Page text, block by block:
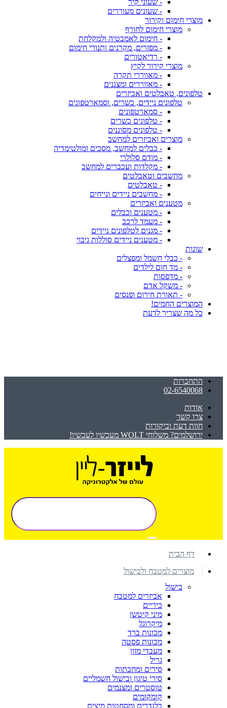
- שעוני קיר
- שעונים מעוררים
מוצרי חימום וקירור
מוצרי חימום לחורף
- חימום לאמבטיה ולמקלחת
- מפזרים, מקרנים ותנורי חימום
- רדיאטורים
מוצרי קירור לקיץ
- מאווררי תקרה
- מאווררים ומצננים
טלפונים, טאבלטים ואביזרים
טלפונים ניידים, כשרים, וסמארטפונים
- סמארטפונים
- טלפונים כשרים
- טלפונים מסוננים
מוצרים ואביזרים למחשב
- כבלים למחשב, מסכים ומולטימדיה
- מודם סלולרי
- מקלדות ועכברים למחשב
מחשבים וטאבלטים
- טאבלטים
- מחשבים ניידים ונייחים
מטענים ואביזרים
- מטענים וכבלים
- מעמד לרכב
- מגנים לטלפונים ניידים
- מטענים ניידים סוללות גיבוי
שונות
- כבלי חשמל ומפצלים
- מד חום לילדים
- מדפסות
- משקל אדם
- תאורת חירום ופנסים
המוצרים החמים!
כל מה שצריך לדעת
התחברות
02-6540068
אודות
צרו קשר
חוות דעת וביקורות
ירושלמים? משלוחי WOLT מעכשיו לעכשיו!
דף הבית
מוצרים למטבח ולבישול
בישול
אביזרים למטבח
כיריים
מיני קיטשן
מיקרוגל
מכונות ברד
מכונות פסטה
מעבדי מזון
גריל
סירים ומחבתות
סירי טיגון ובישול חשמליים
טוסטרים ומצנמים
קומקומים
בלנדרים ומסחטות מיצים